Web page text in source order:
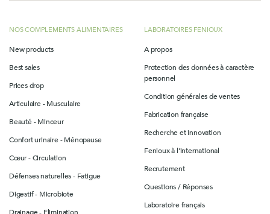
NOS COMPLEMENTS ALIMENTAIRES
New products
Best sales
Prices drop
Articulaire - Musculaire
Beauté - Minceur
Confort urinaire - Ménopause
Cœur - Circulation
Défenses naturelles - Fatigue
Digestif - Microbiote
LABORATOIRES FENIOUX
A propos
Protection des données à caractère
personnel
Condition générales de ventes
Fabrication française
Recherche et innovation
Fenioux à l'international
Recrutement
Questions / Réponses
Laboratoire français